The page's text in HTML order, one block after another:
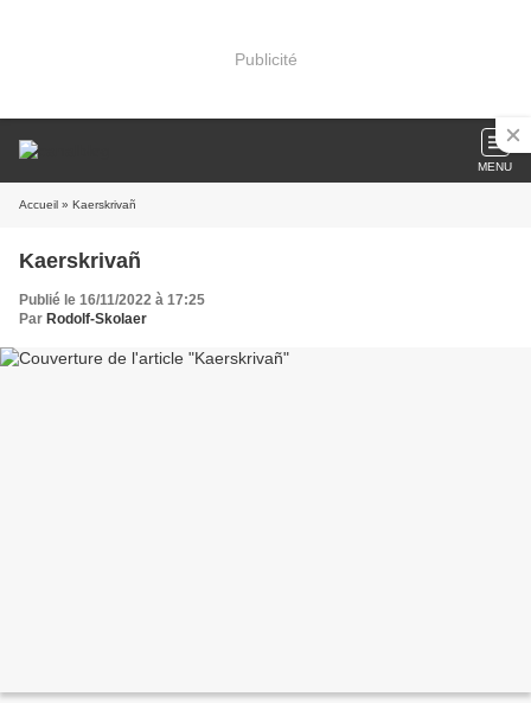
Publicité
MENU
Accueil » Kaerskrivañ
Kaerskrivañ
Publié le 16/11/2022 à 17:25
Par Rodolf-Skolaer